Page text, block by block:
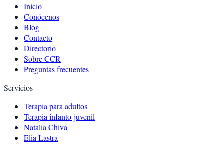
Inicio
Conócenos
Blog
Contacto
Directorio
Sobre CCR
Preguntas frecuentes
Servicios
Terapia para adultos
Terapia infanto-juvenil
Natalia Chiva
Elia Lastra